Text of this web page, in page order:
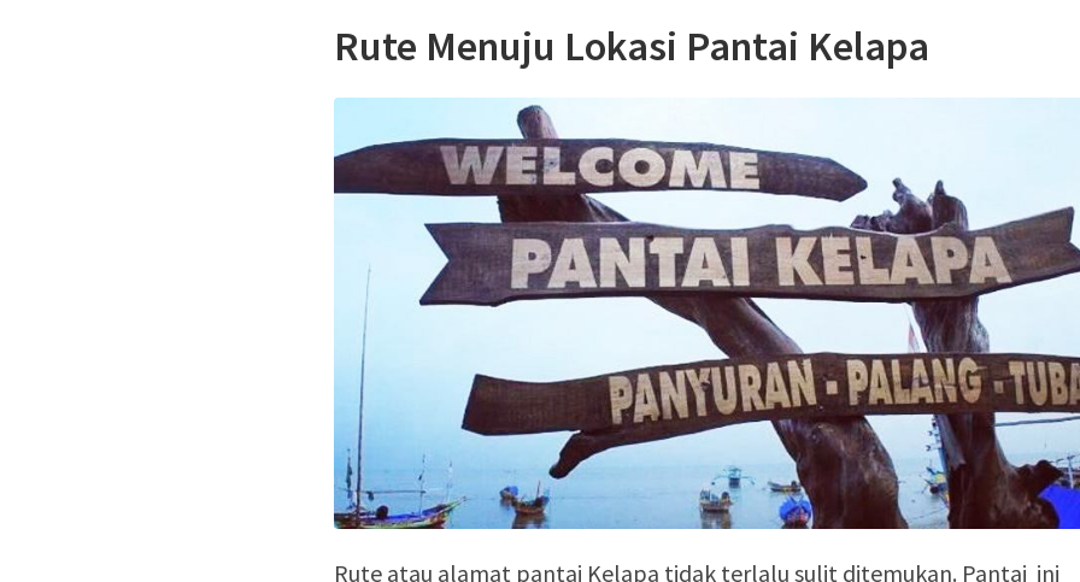
Rute Menuju Lokasi Pantai Kelapa
Rute atau alamat pantai Kelapa tidak terlalu sulit ditemukan. Pantai ini